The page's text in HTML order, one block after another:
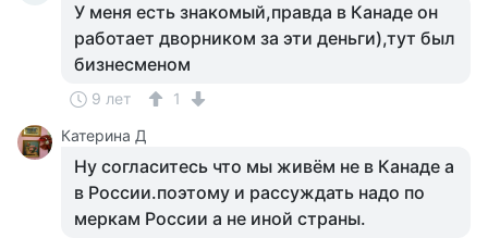
У меня есть знакомый,правда в Канаде он
работает дворником за эти деньги),тут был
бизнесменом
9 лет
1
Катерина Д
Ну согласитесь что мы живём не в Канаде а
в России.поэтому и рассуждать надо по
меркам России а не иной страны.